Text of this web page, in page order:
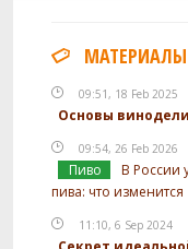
МАТЕРИАЛЫ
09:51, 18 Feb 2025
Основы
09:54, 26 Feb 2026
Пиво
В России
пива: что изменится
11:10, 6 Sep 2024